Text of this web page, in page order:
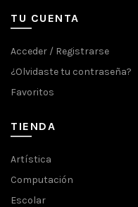
TU CUENTA
Acceder / Registrarse
¿Olvidaste tu contraseña?
Favoritos
TIENDA
Artística
Computación
Escolar